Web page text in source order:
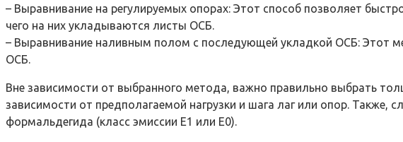
– Выравнивание на регулируемых опорах: Этот способ позволяет
чего на них укладываются листы ОСБ.
– Выравнивание наливным полом с последующей укладкой ОСБ: Этот
ОСБ.
Вне зависимости от выбранного метода, важно правильно выбрать
зависимости от предполагаемой нагрузки и шага лаг или опор.
формальдегида (класс эмиссии E1 или E0).